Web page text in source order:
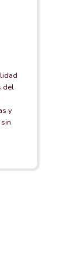
del
y